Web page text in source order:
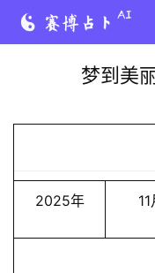
梦到美
2025年 11